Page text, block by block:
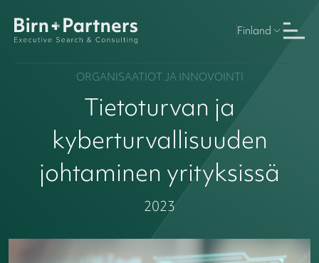
Finland
ORGANISAATIOT JA INNOVOINTI
Tietoturvan ja
kyberturvallisuuden
johtaminen yrityksissä
2023